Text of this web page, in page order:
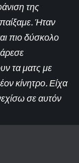
της
Ήταν
πιο δύσκολο
τα ματς με
κίνητρο. Είχα
σε αυτόν